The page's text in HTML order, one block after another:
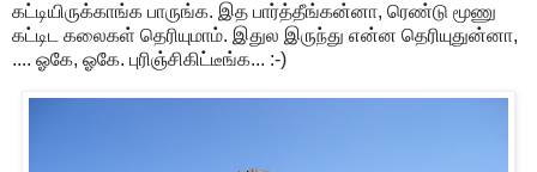
கட்டியிருக்காங்க பாருங்க. இத பார்த்தீங்கன்னா, ரெண்டு மூணு
கட்டிட கலைகள் தெரியுமாம். இதுல இருந்து என்ன தெரியுதுன்னா,
.... ஓகே, ஓகே. புரிஞ்சிகிட்டீங்க... :-)